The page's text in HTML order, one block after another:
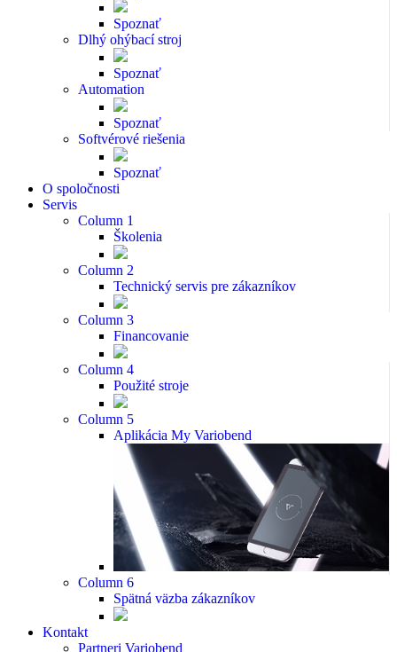
Spoznať
Dlhý ohýbací stroj
Spoznať
Automation
Spoznať
Softvérové riešenia
Spoznať
O spoločnosti
Servis
Column 1
Školenia
Column 2
Technický servis pre zákazníkov
Column 3
Financovanie
Column 4
Použité stroje
Column 5
Aplikácia My Variobend
Column 6
Spätná väzba zákazníkov
Kontakt
Partneri Variobend